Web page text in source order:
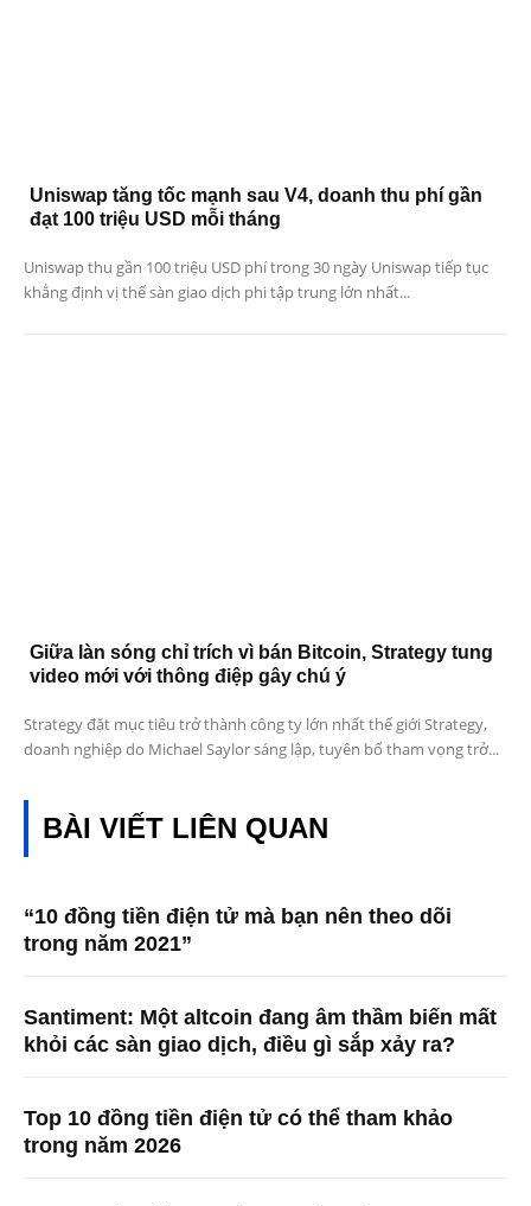
Uniswap tăng tốc mạnh sau V4, doanh thu phí gần
đạt 100 triệu USD mỗi tháng
Uniswap thu gần 100 triệu USD phí trong 30 ngày Uniswap tiếp tục
khẳng định vị thế sàn giao dịch phi tập trung lớn nhất...
Giữa làn sóng chỉ trích vì bán Bitcoin, Strategy tung
video mới với thông điệp gây chú ý
Strategy đặt mục tiêu trở thành công ty lớn nhất thế giới Strategy,
doanh nghiệp do Michael Saylor sáng lập, tuyên bố tham vọng trở...
BÀI VIẾT LIÊN QUAN
“10 đồng tiền điện tử mà bạn nên theo dõi
trong năm 2021”
Santiment: Một altcoin đang âm thầm biến mất
khỏi các sàn giao dịch, điều gì sắp xảy ra?
Top 10 đồng tiền điện tử có thể tham khảo
trong năm 2026